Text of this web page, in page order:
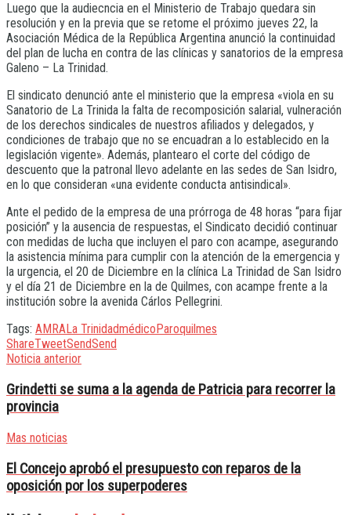
Luego que la audiecncia en el Ministerio de Trabajo quedara sin
resolución y en la previa que se retome el próximo jueves 22, la
Asociación Médica de la República Argentina anunció la continuidad
del plan de lucha en contra de las clínicas y sanatorios de la empresa
Galeno – La Trinidad.
El sindicato denunció ante el ministerio que la empresa «viola en su
Sanatorio de La Trinida la falta de recomposición salarial, vulneración
de los derechos sindicales de nuestros afiliados y delegados, y
condiciones de trabajo que no se encuadran a lo establecido en la
legislación vigente». Además, plantearo el corte del código de
descuento que la patronal llevo adelante en las sedes de San Isidro,
en lo que consideran «una evidente conducta antisindical».
Ante el pedido de la empresa de una prórroga de 48 horas “para fijar
posición” y la ausencia de respuestas, el Sindicato decidió continuar
con medidas de lucha que incluyen el paro con acampe, asegurando
la asistencia mínima para cumplir con la atención de la emergencia y
la urgencia, el 20 de Diciembre en la clínica La Trinidad de San Isidro
y el día 21 de Diciembre en la de Quilmes, con acampe frente a la
institución sobre la avenida Cárlos Pellegrini.
Tags: AMRALa Trinidadmédico Paroquilmes
ShareTweetSendSend
Noticia anterior
Grindetti se suma a la agenda de Patricia para recorrer la
provincia
Mas noticias
El Concejo aprobó el presupuesto con reparos de la
oposición por los superpoderes